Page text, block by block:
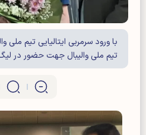
با ورود سرمربی ایتالیایی تیم ملی
تیم ملی والیبال جهت حضور در